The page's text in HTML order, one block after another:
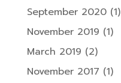
September 2020(1)
November 2019 (1)
March 2019 (2)
November 2017 (1)